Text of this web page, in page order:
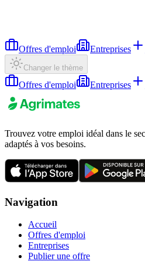
Offres d'emploi Entreprises
Changer le thème
Offres d'emploi Entreprises
Trouvez votre emploi idéal dans le
adaptés à vos besoins.
Navigation
Accueil
Offres d'emploi
Entreprises
Publier une offre